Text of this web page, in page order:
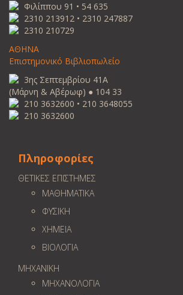
Φιλίππου 91 • 54 635
2310 213912 • 2310 247887
2310 210729
ΑΘΗΝΑ
Επιστημονικό Βιβλιοπωλείο
3ης Σεπτεμβρίου 41Α
(Μάρνη & Αβέρωφ) ● 104 33
210 3632600 • 210 3648055
210 3632600
Πληροφορίες
ΘΕΤΙΚΕΣ ΕΠΙΣΤΗΜΕΣ
ΜΑΘΗΜΑΤΙΚΑ
ΦΥΣΙΚΗ
ΧΗΜΕΙΑ
ΒΙΟΛΟΓΙΑ
ΜΗΧΑΝΙΚΗ
ΜΗΧΑΝΟΛΟΓΙΑ